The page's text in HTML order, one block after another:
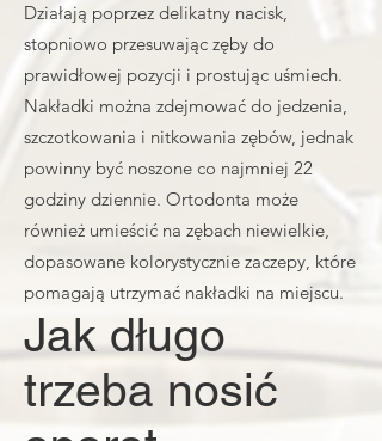
Działają poprzez delikatny nacisk,
stopniowo przesuwając zęby do
prawidłowej pozycji i prostując uśmiech.
Nakładki można zdejmować do jedzenia,
szczotkowania i nitkowania zębów, jednak
powinny być noszone co najmniej 22
godziny dziennie. Ortodonta może
również umieścić na zębach niewielkie,
dopasowane kolorystycznie zaczepy, które
pomagają utrzymać nakładki na miejscu.
Jak długo
trzeba nosić